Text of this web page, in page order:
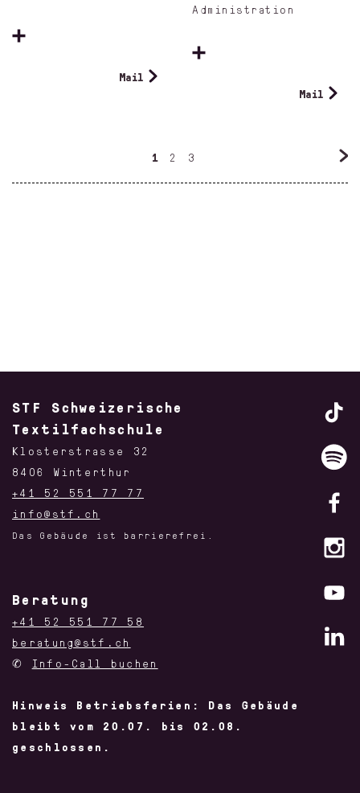
Mail
Administration
Mail
1 2 3
STF Schweizerische
Textilfachschule
Klosterstrasse 32
8406 Winterthur
+41 52 551 77 77
info@stf.ch
Das Gebäude ist barrierefrei.
Beratung
+41 52 551 77 58
beratung@stf.ch
✆ Info-Call buchen
Hinweis Betriebsferien: Das Gebäude
bleibt vom 20.07. bis 02.08.
geschlossen.